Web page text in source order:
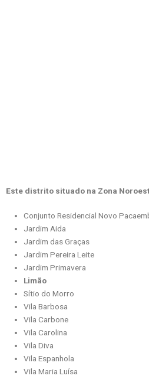
Este distrito situado na Zona
Conjunto Residencial Novo
Jardim Aida
Jardim das Graças
Jardim Pereira Leite
Jardim Primavera
Limão
Sítio do Morro
Vila Barbosa
Vila Carbone
Vila Carolina
Vila Diva
Vila Espanhola
Vila Maria Luísa